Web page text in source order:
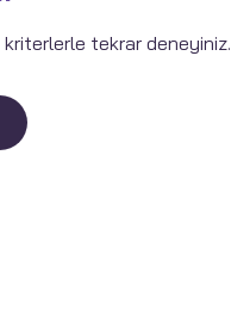
tekrar deneyiniz.